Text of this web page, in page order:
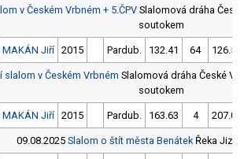
v Českém Vrbném + 5.ČPV Slalomová dráha
soutokem
MAKÁN Jiří 2015 Pardub. 132.41 64 126.56
slalom v Českém Vrbném Slalomová dráha České
soutokem
MAKÁN Jiří 2015 Pardub. 163.63 4 207.00
09.08.2025 Slalom o štít města BenátekŘeka